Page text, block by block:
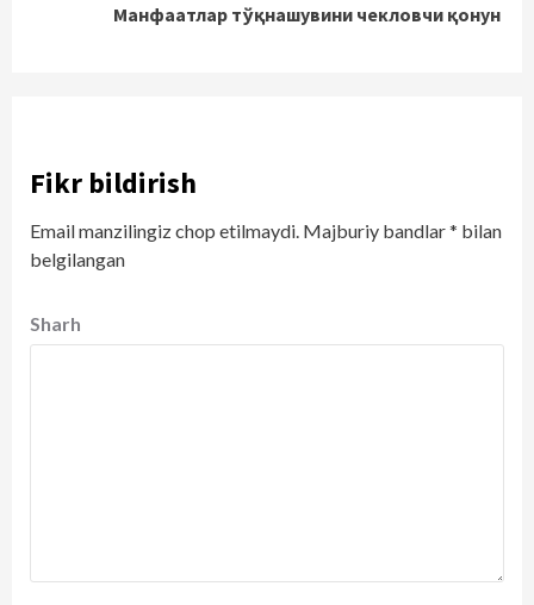
Манфаатлар тўқнашувини чекловчи қонун
Fikr bildirish
Email manzilingiz chop etilmaydi. Majburiy bandlar* bilan
belgilangan
Sharh